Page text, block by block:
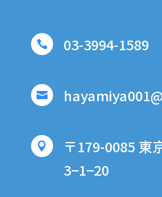
 03-3994-1589


〒179-0085 東
3−1−20